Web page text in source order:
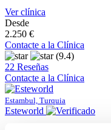
Ver clínica
Desde
2.250 €
Contacte a la Clínica
(9.4)
22 Reseñas
Contacte a la Clínica
Estambul, Turquia
Esteworld